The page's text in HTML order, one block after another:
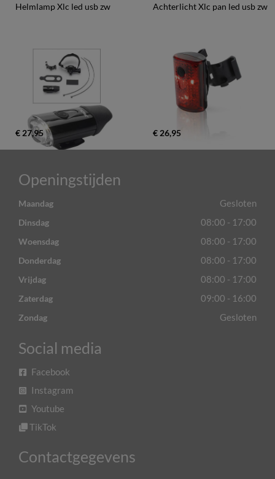
Helmlamp Xlc led usb zw
€ 27,95
Achterlicht Xlc pan led usb zw
€ 26,95
Openingstijden
Maandag Gesloten
Dinsdag 08:00 - 17:00
Woensdag 08:00 - 17:00
Donderdag 08:00 - 17:00
Vrijdag 08:00 - 17:00
Zaterdag 09:00 - 16:00
Zondag Gesloten
Social media
Facebook
Instagram
Youtube
TikTok
Contactgegevens